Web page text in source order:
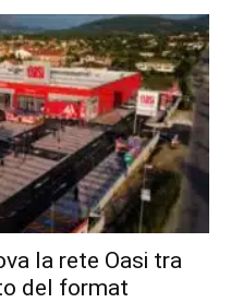
la rete Oasi tra
del format